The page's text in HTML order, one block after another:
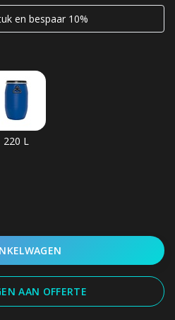
en bespaar 10%
220 L
AAN OFFERTE